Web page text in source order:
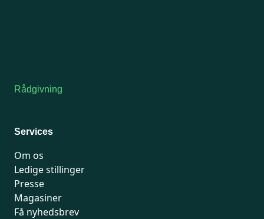
Rådgivning
Services
Om os
Ledige stillinger
Presse
Magasiner
Få nyhedsbrev